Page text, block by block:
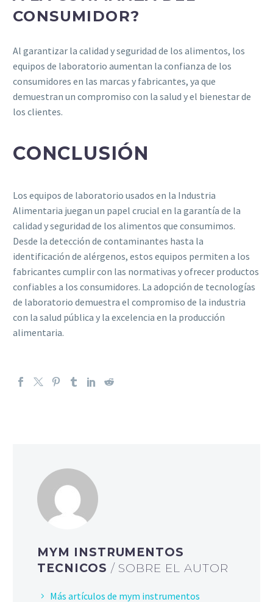
CONSUMIDOR?
Al garantizar la calidad y seguridad de los alimentos, los
equipos de laboratorio aumentan la confianza de los
consumidores en las marcas y fabricantes, ya que
demuestran un compromiso con la salud y el bienestar de
los clientes.
CONCLUSIÓN
Los equipos de laboratorio usados en la Industria
Alimentaria juegan un papel crucial en la garantía de la
calidad y seguridad de los alimentos que consumimos.
Desde la detección de contaminantes hasta la
identificación de alérgenos, estos equipos permiten a los
fabricantes cumplir con las normativas y ofrecer productos
confiables a los consumidores. La adopción de tecnologías
de laboratorio demuestra el compromiso de la industria
con la salud pública y la excelencia en la producción
alimentaria.
MYM INSTRUMENTOS
TECNICOS / SOBRE EL AUTOR
Más artículos de mym instrumentos